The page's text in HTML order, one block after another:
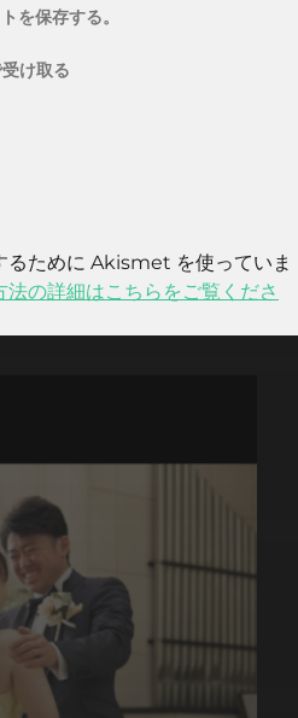
を保存する。
け取る
るために Akismet を使っていま
の詳細はこちらをご覧くださ